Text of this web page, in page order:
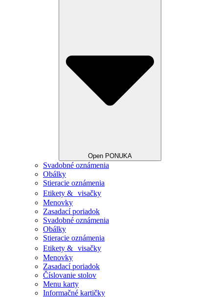
Open PONUKA
Svadobné oznámenia
Obálky
Stieracie oznámenia
Etikety & visačky
Menovky
Zasadací poriadok
Svadobné oznámenia
Obálky
Stieracie oznámenia
Etikety & visačky
Menovky
Zasadací poriadok
Číslovanie stolov
Menu karty
Informačné kartičky